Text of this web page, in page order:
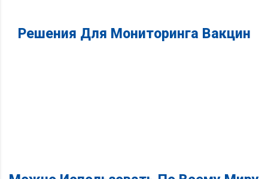
Решения Для Мониторинга Вакцин